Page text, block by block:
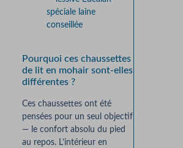
spéciale laine
conseillée
Pourquoi ces chaussettes
de lit en mohair sont-elles
différentes ?
Ces chaussettes ont été
pensées pour un seul objectif
— le confort absolu du pied
au repos. L’intérieur en